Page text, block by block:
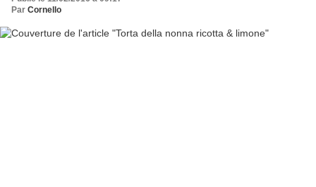
Par Cornello